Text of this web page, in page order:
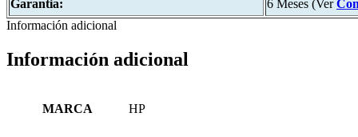
Garantia:
6 Meses (Ver
Información adicional
Información adicional
MARCA HP